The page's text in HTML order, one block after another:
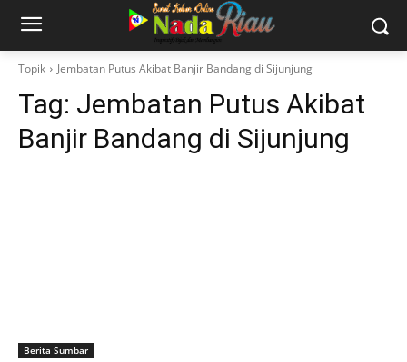
Topik Jembatan Putus Akibat Banjir Bandang di Sijunjung
Tag: Jembatan Putus Akibat
Banjir Bandang di Sijunjung
Berita Sumbar